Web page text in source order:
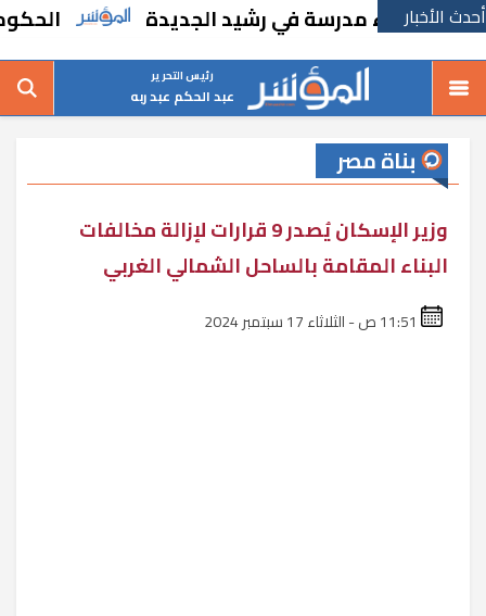
أحدث الأخبار
بإنشاء مدرسة في رشيد الجديدة الحكومة
رئيس التحرير
عبد الحكم عبد ربه
بناة مصر
وزير الإسكان يُصدر 9 قرارات لإزالة مخالفات
البناء المقامة بالساحل الشمالي الغربي